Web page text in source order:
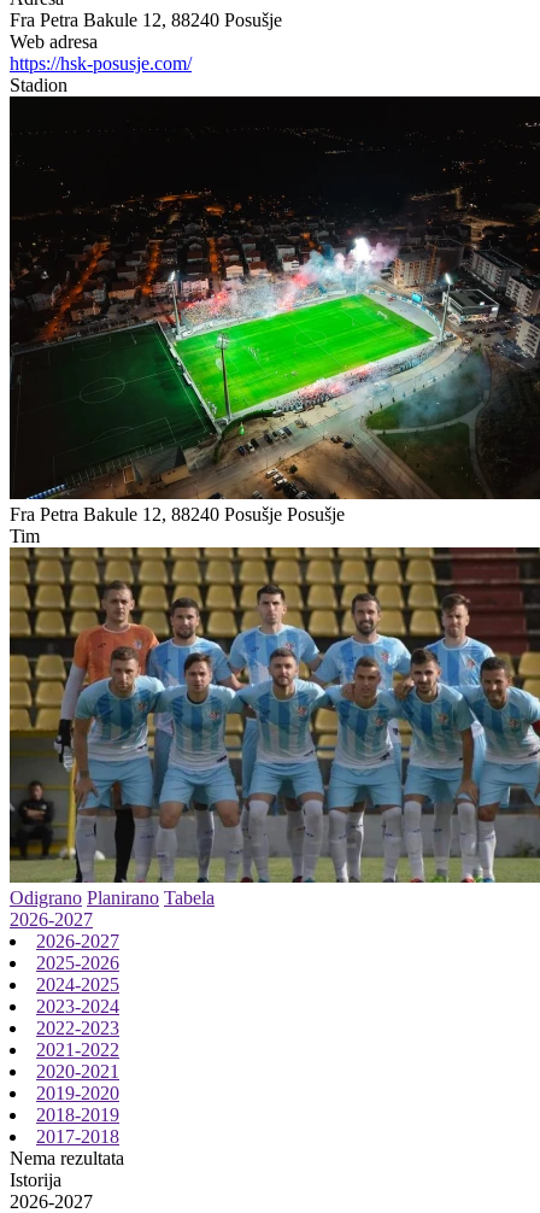
Fra Petra Bakule 12, 88240 Posušje
Web adresa
https://hsk-posusje.com/
Stadion
Fra Petra Bakule 12, 88240 Posušje Posušje
Tim
Odigrano Planirano Tabela
2026-2027
2026-2027
2025-2026
2024-2025
2023-2024
2022-2023
2021-2022
2020-2021
2019-2020
2018-2019
2017-2018
Nema rezultata
Istorija
2026-2027